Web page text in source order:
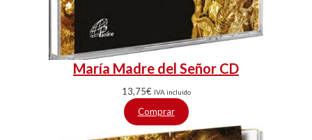
María Madre del Señor CD
13,75€ IVA incluido
Comprar